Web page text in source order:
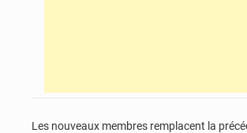
Les nouveaux membres remplacent la